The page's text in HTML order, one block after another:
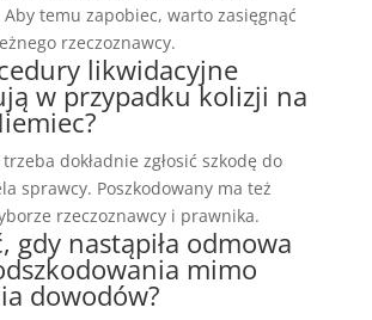
Aby temu zapobiec, warto zasięgnąć
rzeczoznawcy.
likwidacyjne
w przypadku kolizji na
dokładnie zgłosić szkodę do
sprawcy. Poszkodowany ma też
rzeczoznawcy i prawnika.
gdy nastąpiła odmowa
mimo
dowodów?